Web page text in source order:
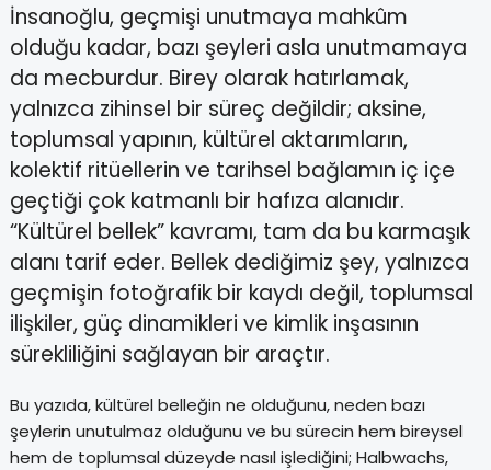
İnsanoğlu, geçmişi unutmaya mahkûm
olduğu kadar, bazı şeyleri asla unutmamaya
da mecburdur. Birey olarak hatırlamak,
yalnızca zihinsel bir süreç değildir; aksine,
toplumsal yapının, kültürel aktarımların,
kolektif ritüellerin ve tarihsel bağlamın iç içe
geçtiği çok katmanlı bir hafıza alanıdır.
“Kültürel bellek” kavramı, tam da bu karmaşık
alanı tarif eder. Bellek dediğimiz şey, yalnızca
geçmişin fotoğrafik bir kaydı değil, toplumsal
ilişkiler, güç dinamikleri ve kimlik inşasının
sürekliliğini sağlayan bir araçtır.
Bu yazıda, kültürel belleğin ne olduğunu, neden bazı
şeylerin unutulmaz olduğunu ve bu sürecin hem bireysel
hem de toplumsal düzeyde nasıl işlediğini; Halbwachs,